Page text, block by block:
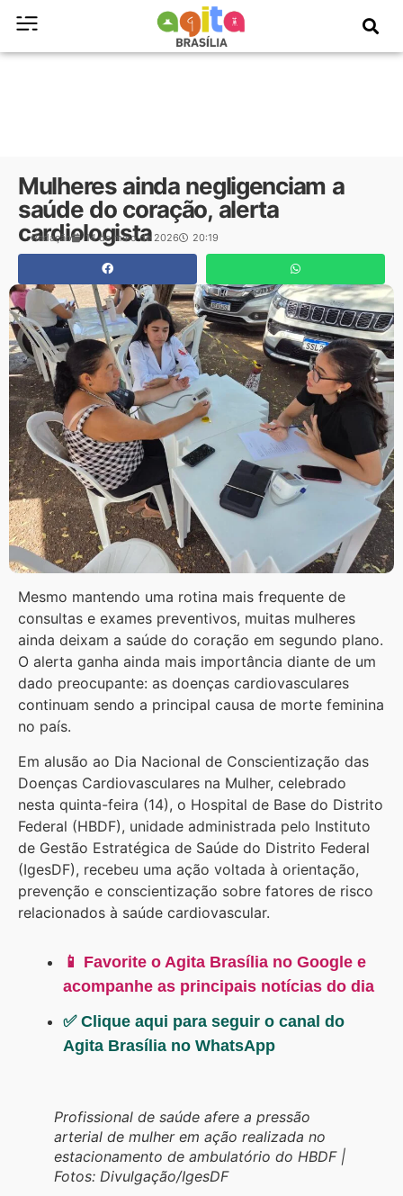
Mulheres ainda negligenciam a
saúde do coração, alerta
cardiologista
Redação 14 de maio de 2026 20:19
Mesmo mantendo uma rotina mais frequente de
consultas e exames preventivos, muitas mulheres
ainda deixam a saúde do coração em segundo plano.
O alerta ganha ainda mais importância diante de um
dado preocupante: as doenças cardiovasculares
continuam sendo a principal causa de morte feminina
no país.
Em alusão ao Dia Nacional de Conscientização das
Doenças Cardiovasculares na Mulher, celebrado
nesta quinta-feira (14), o Hospital de Base do Distrito
Federal (HBDF), unidade administrada pelo Instituto
de Gestão Estratégica de Saúde do Distrito Federal
(IgesDF), recebeu uma ação voltada à orientação,
prevenção e conscientização sobre fatores de risco
relacionados à saúde cardiovascular.
📱 Favorite o Agita Brasília no Google e
acompanhe as principais notícias do dia
✅ Clique aqui para seguir o canal do
Agita Brasília no WhatsApp
Profissional de saúde afere a pressão
arterial de mulher em ação realizada no
estacionamento de ambulatório do HBDF |
Fotos: Divulgação/IgesDF